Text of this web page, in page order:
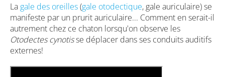
La gale des oreilles(gale otodectique, gale auriculaire) se
manifeste par un prurit auriculaire... Comment en serait-il
autrement chez ce chaton lorsqu'on observe les
Otodectes cynotisse déplacer dans ses conduits auditifs
externes!